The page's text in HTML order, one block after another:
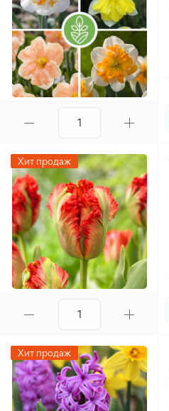
Хит продаж
Хит продаж